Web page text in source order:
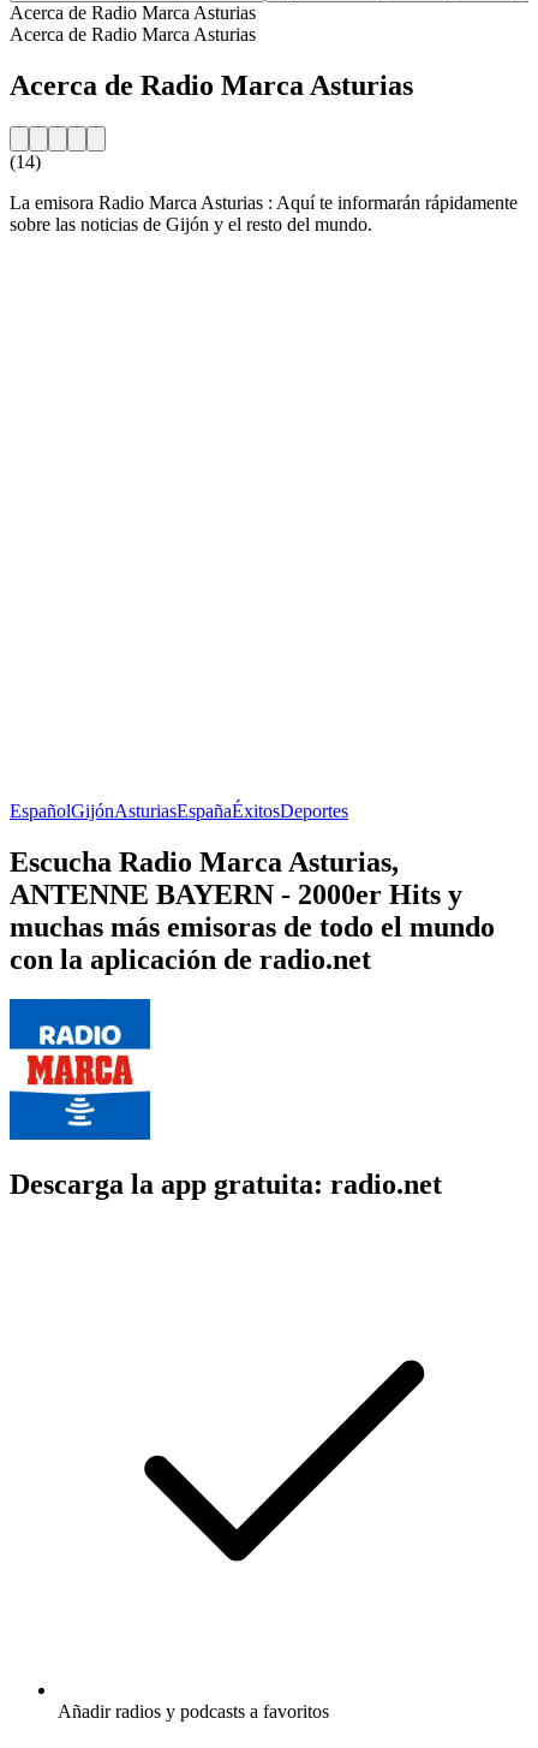
Acerca de Radio Marca Asturias
Acerca de Radio Marca Asturias
Acerca de Radio Marca Asturias
(14)
La emisora Radio Marca Asturias : Aquí te informarán rápidamente
sobre las noticias de Gijón y el resto del mundo.
EspañolGijónAsturiasEspañaÉxitosDeportes
Escucha Radio Marca Asturias,
ANTENNE BAYERN - 2000er Hits y
muchas más emisoras de todo el mundo
con la aplicación de radio.net
Descarga la app gratuita: radio.net
Añadir radios y podcasts a favoritos